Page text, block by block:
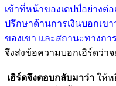
เข้าที่หน้าของเดปป์อย่างต่อ
ปรึกษาด้านการเงินบอกเข
ของเขา และสถานะทางกา
จึงส่งข้อความบอกเฮิร์ดว่าจ
เฮิร์ดจึงตอบกลับมาว่า ให้ห